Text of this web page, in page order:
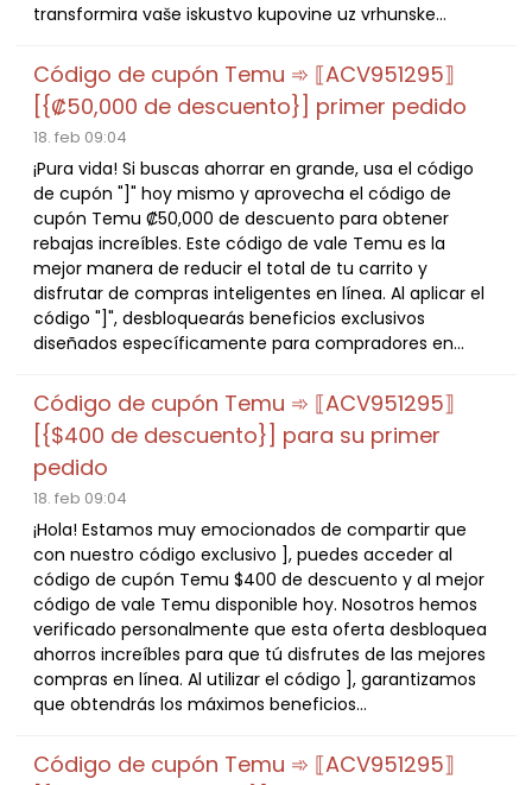
transformira vaše iskustvo kupovine uz vrhunske...
Código de cupón Temu ➾ ⟦ACV951295⟧
[{₡50,000 de descuento}] primer pedido
18. feb 09:04
¡Pura vida! Si buscas ahorrar en grande, usa el código
de cupón "]" hoy mismo y aprovecha el código de
cupón Temu ₡50,000 de descuento para obtener
rebajas increíbles. Este código de vale Temu es la
mejor manera de reducir el total de tu carrito y
disfrutar de compras inteligentes en línea. Al aplicar el
código "]", desbloquearás beneficios exclusivos
diseñados específicamente para compradores en...
Código de cupón Temu ➾ ⟦ACV951295⟧
[{$400 de descuento}] para su primer
pedido
18. feb 09:04
¡Hola! Estamos muy emocionados de compartir que
con nuestro código exclusivo ], puedes acceder al
código de cupón Temu $400 de descuento y al mejor
código de vale Temu disponible hoy. Nosotros hemos
verificado personalmente que esta oferta desbloquea
ahorros increíbles para que tú disfrutes de las mejores
compras en línea. Al utilizar el código ], garantizamos
que obtendrás los máximos beneficios...
Código de cupón Temu ➾ ⟦ACV951295⟧